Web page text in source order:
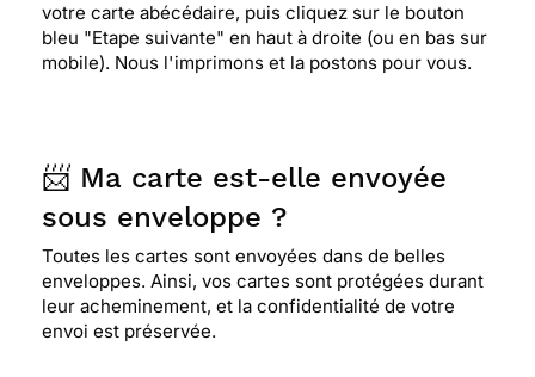
votre carte abécédaire, puis cliquez sur le bouton
bleu "Etape suivante" en haut à droite (ou en bas sur
mobile). Nous l'imprimons et la postons pour vous.
📨 Ma carte est-elle envoyée
sous enveloppe ?
Toutes les cartes sont envoyées dans de belles
enveloppes. Ainsi, vos cartes sont protégées durant
leur acheminement, et la confidentialité de votre
envoi est préservée.